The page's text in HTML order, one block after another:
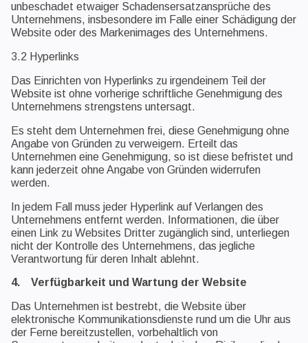
unbeschadet etwaiger Schadensersatzansprüche des
Unternehmens, insbesondere im Falle einer Schädigung der
Website oder des Markenimages des Unternehmens.
3.2 Hyperlinks
Das Einrichten von Hyperlinks zu irgendeinem Teil der
Website ist ohne vorherige schriftliche Genehmigung des
Unternehmens strengstens untersagt.
Es steht dem Unternehmen frei, diese Genehmigung ohne
Angabe von Gründen zu verweigern. Erteilt das
Unternehmen eine Genehmigung, so ist diese befristet und
kann jederzeit ohne Angabe von Gründen widerrufen
werden.
In jedem Fall muss jeder Hyperlink auf Verlangen des
Unternehmens entfernt werden. Informationen, die über
einen Link zu Websites Dritter zugänglich sind, unterliegen
nicht der Kontrolle des Unternehmens, das jegliche
Verantwortung für deren Inhalt ablehnt.
4. Verfügbarkeit und Wartung der Website
Das Unternehmen ist bestrebt, die Website über
elektronische Kommunikationsdienste rund um die Uhr aus
der Ferne bereitzustellen, vorbehaltlich von